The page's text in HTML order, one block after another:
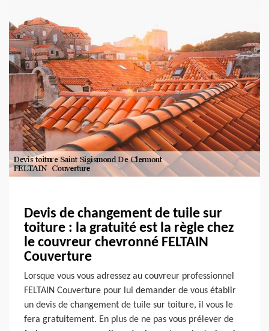
Devis de changement de tuile sur
toiture : la gratuité est la règle chez
le couvreur chevronné FELTAIN
Couverture
Lorsque vous vous adressez au couvreur professionnel
FELTAIN Couverture pour lui demander de vous établir
un devis de changement de tuile sur toiture, il vous le
fera gratuitement. En plus de ne pas vous prélever de